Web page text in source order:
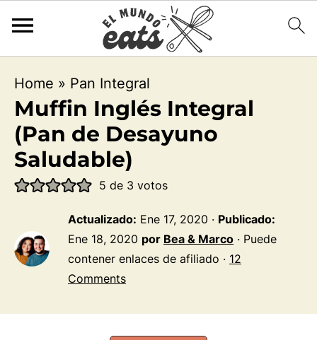
Home » Pan Integral
Muffin Inglés Integral
(Pan de Desayuno
Saludable)
5 de 3 votos
Actualizado: Ene 17, 2020 · Publicado:
Ene 18, 2020 por Bea & Marco · Puede
contener enlaces de afiliado · 12
Comments